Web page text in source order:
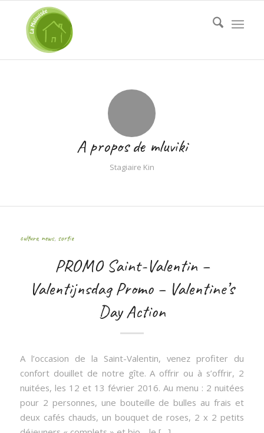
A propos de mluviki
Stagiaire Kin
culture, news, sortie
PROMO Saint-Valentin –
Valentijnsdag Promo – Valentine’s
Day Action
A l’occasion de la Saint-Valentin, venez profiter du
confort douillet de notre gîte. A offrir ou à s’offrir, 2
nuitées, les 12 et 13 février 2016. Au menu : 2 nuitées
pour 2 personnes, une bouteille de bulles au frais et
deux cafés chauds, un bouquet de roses, 2 x 2 petits